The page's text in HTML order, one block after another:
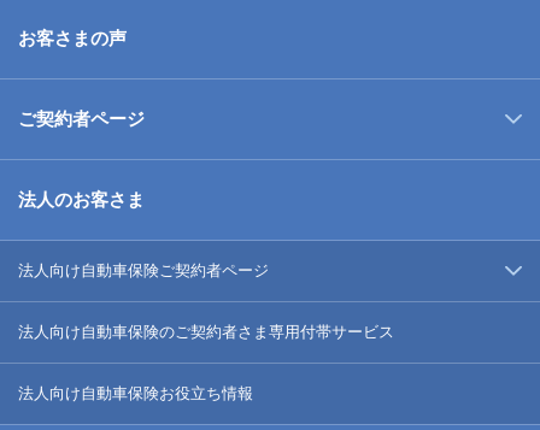
お客さまの声
ご契約者ページ
法人のお客さま
法人向け自動車保険ご契約者ページ
法人向け自動車保険のご契約者さま専用付帯サービス
法人向け自動車保険お役立ち情報